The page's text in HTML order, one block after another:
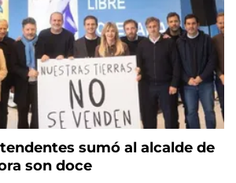
sumó al alcalde de
son doce